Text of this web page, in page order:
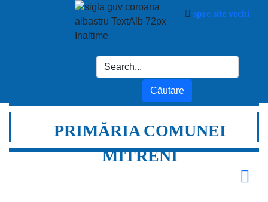
spre site vechi
PRIMĂRIA COMUNEI
MITRENI